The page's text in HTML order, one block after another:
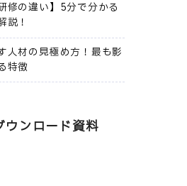
修の違い】5分で分かる
説！
人材の見極め方！最も影
特徴
ウンロード資料